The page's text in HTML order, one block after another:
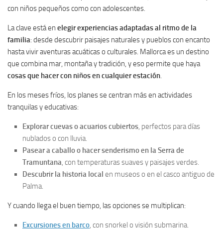
con niños pequeños como con adolescentes.
La clave está en elegir experiencias adaptadas al ritmo de la
familia: desde descubrir paisajes naturales y pueblos con encanto
hasta vivir aventuras acuáticas o culturales. Mallorca es un destino
que combina mar, montaña y tradición, y eso permite que haya
cosas que hacer con niños en cualquier estación
En los meses fríos, los planes se centran más en actividades
tranquilas y educativas:
Explorar cuevas o acuarios cubiertos , perfectos para días
nublados o con lluvia.
Pasear a caballo o hacer senderismo en la Serra de
Tramuntana , con temperaturas suaves y paisajes verdes.
Descubrir la historia local en museos o en el casco antiguo de
Palma.
Y cuando llega el buen tiempo, las opciones se multiplican:
Excursiones en barco , con snorkel o visión submarina.